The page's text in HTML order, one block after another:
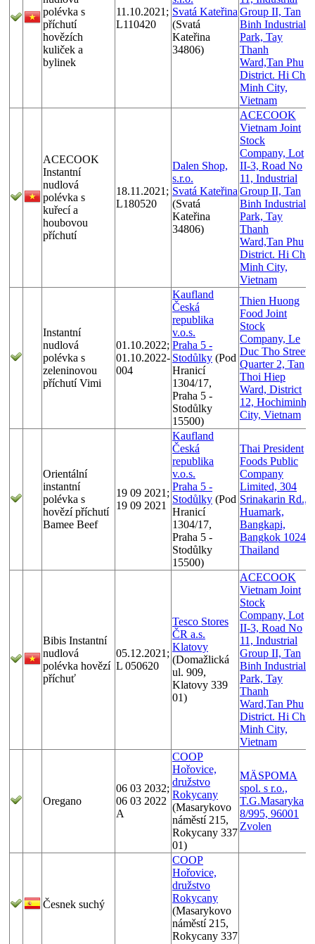
polévka s
příchutí
hovězích
kuliček a
bylinek
11.10.2021;
L110420
Svatá Kateřina
(Svatá
Kateřina
34806)
Group II, Tan
Binh Industrial
Park, Tay
Thanh
Ward,Tan Phu
District. Hi Chi
Minh City,
Vietnam
ACECOOK
Instantní
nudlová
polévka s
kuřecí a
houbovou
příchutí
18.11.2021;
L180520
Dalen Shop,
s.r.o.
Svatá Kateřina
(Svatá
Kateřina
34806)
ACECOOK
Vietnam Joint
Stock
Company, Lot
II-3, Road No
11, Industrial
Group II, Tan
Binh Industrial
Park, Tay
Thanh
Ward,Tan Phu
District. Hi Chi
Minh City,
Vietnam
Instantní
nudlová
polévka s
zeleninovou
příchutí Vimi
01.10.2022;
01.10.2022-
004
Kaufland
Česká
republika
v.o.s.
Praha 5 -
Stodůlky (Pod
Hranicí
1304/17,
Praha 5 -
Stodůlky
15500)
Thien Huong
Food Joint
Stock
Company, Le
Duc Tho Street,
Quarter 2, Tan
Thoi Hiep
Ward, District
12, Hochiminh
City, Vietnam
Orientální
instantní
polévka s
hovězí příchutí
Bamee Beef
19 09 2021;
19 09 2021
Kaufland
Česká
republika
v.o.s.
Praha 5 -
Stodůlky (Pod
Hranicí
1304/17,
Praha 5 -
Stodůlky
15500)
Thai President
Foods Public
Company
Limited, 304
Srinakarin Rd.,
Huamark,
Bangkapi,
Bangkok 10240
Thailand
Bibis Instantní
nudlová
polévka hovězí
příchuť
05.12.2021;
L 050620
Tesco Stores
ČR a.s.
Klatovy
(Domažlická
ul. 909,
Klatovy 339
01)
ACECOOK
Vietnam Joint
Stock
Company, Lot
II-3, Road No
11, Industrial
Group II, Tan
Binh Industrial
Park, Tay
Thanh
Ward,Tan Phu
District. Hi Chi
Minh City,
Vietnam
Oregano
06 03 2032;
06 03 2022
A
COOP
Hořovice,
družstvo
Rokycany
(Masarykovo
náměstí 215,
Rokycany 337
01)
MÄSPOMA
spol. s r.o.,
T.G.Masaryka
8/995, 96001
Zvolen
Česnek suchý
COOP
Hořovice,
družstvo
Rokycany
(Masarykovo
náměstí 215,
Rokycany 337